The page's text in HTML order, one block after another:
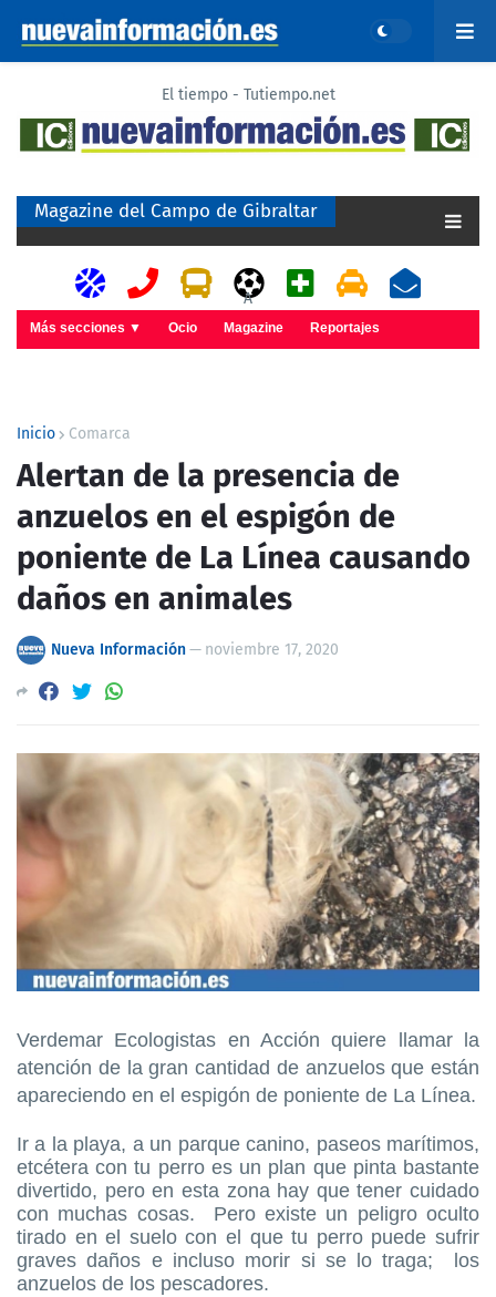
El tiempo - Tutiempo.net
Magazine del Campo de Gibraltar
A
Más secciones ▼ Ocio Magazine Reportajes
Inicio Comarca
Alertan de la presencia de
anzuelos en el espigón de
poniente de La Línea causando
daños en animales
Nueva Información— noviembre 17, 2020
Verdemar Ecologistas en Acción quiere llamar la
atención de la gran cantidad de anzuelos que están
apareciendo en el espigón de poniente de La Línea.
Ir a la playa, a un parque canino, paseos marítimos,
etcétera con tu perro es un plan que pinta bastante
divertido, pero en esta zona hay que tener cuidado
con muchas cosas. Pero existe un peligro oculto
tirado en el suelo con el que tu perro puede sufrir
graves daños e incluso morir si se lo traga; los
anzuelos de los pescadores.